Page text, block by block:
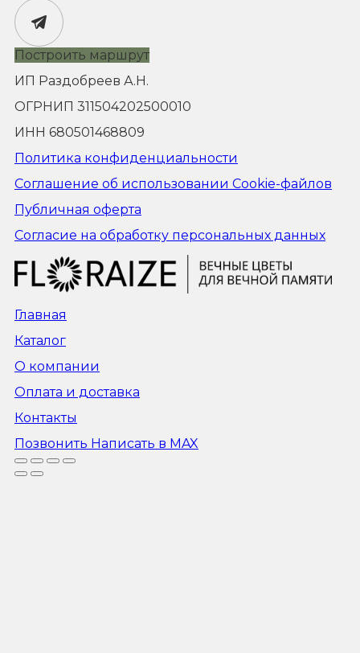
Построить маршрут
ИП Раздобреев А.Н.
ОГРНИП 311504202500010
ИНН 680501468809
Политика конфиденциальности
Соглашение об использовании Cookie-файлов
Публичная оферта
Согласие на обработку персональных данных
Прокрутка
вверх
Главная
Каталог
О компании
Оплата и доставка
Контакты
Позвонить Написать в MAX